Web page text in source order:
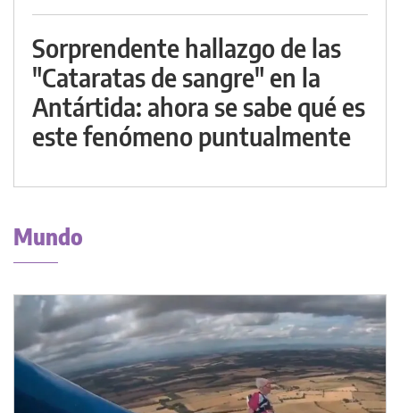
Sorprendente hallazgo de las
"Cataratas de sangre" en la
Antártida: ahora se sabe qué es
este fenómeno puntualmente
Mundo